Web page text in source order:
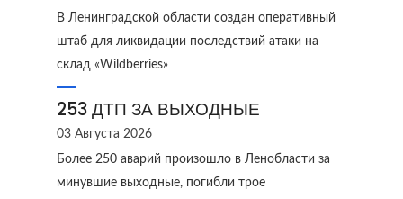
В Ленинградской области создан оперативный
штаб для ликвидации последствий атаки на
склад «Wildberries»
253 ДТП ЗА ВЫХОДНЫЕ
03 Августа 2026
Более 250 аварий произошло в Ленобласти за
минувшие выходные, погибли трое